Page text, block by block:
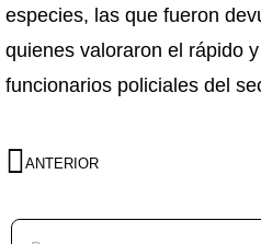
especies, las que fueron
quienes valoraron el rápido
funcionarios policiales del
ANTERIOR